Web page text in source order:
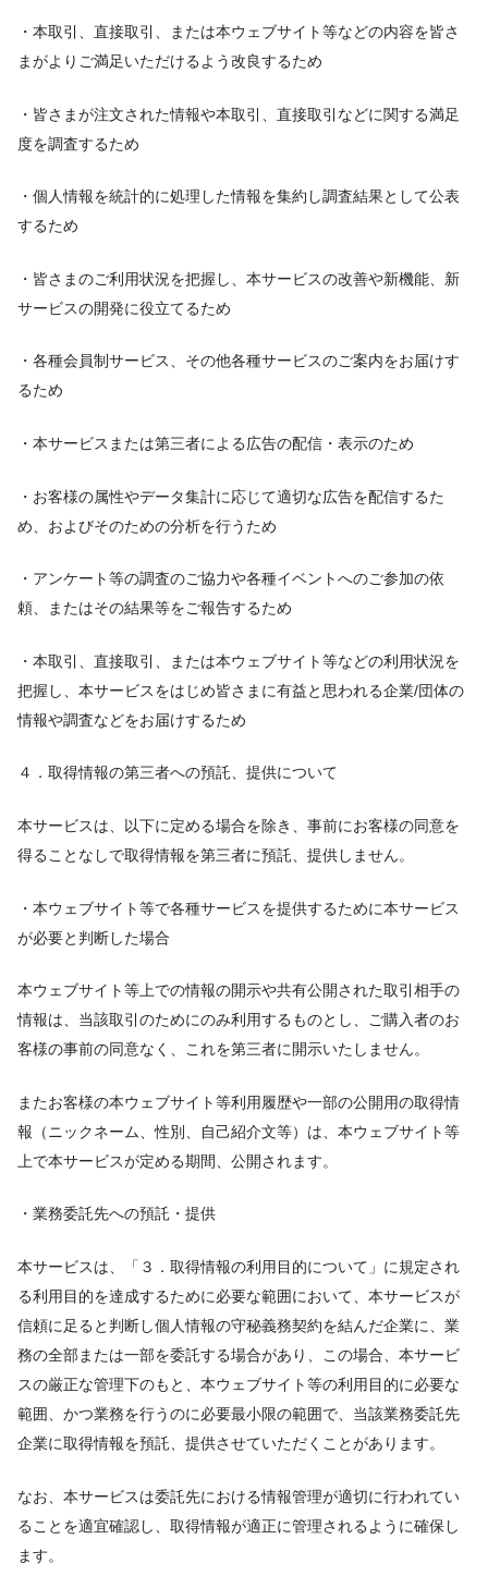
・本取引、直接取引、または本ウェブサイト等などの内容を皆さ
まがよりご満足いただけるよう改良するため
・皆さまが注文された情報や本取引、直接取引などに関する満足
度を調査するため
・個人情報を統計的に処理した情報を集約し調査結果として公表
するため
・皆さまのご利用状況を把握し、本サービスの改善や新機能、新
サービスの開発に役立てるため
・各種会員制サービス、その他各種サービスのご案内をお届けす
るため
・本サービスまたは第三者による広告の配信・表示のため
・お客様の属性やデータ集計に応じて適切な広告を配信するた
め、およびそのための分析を行うため
・アンケート等の調査のご協力や各種イベントへのご参加の依
頼、またはその結果等をご報告するため
・本取引、直接取引、または本ウェブサイト等などの利用状況を
把握し、本サービスをはじめ皆さまに有益と思われる企業/団体の
情報や調査などをお届けするため
４．取得情報の第三者への預託、提供について
本サービスは、以下に定める場合を除き、事前にお客様の同意を
得ることなしで取得情報を第三者に預託、提供しません。
・本ウェブサイト等で各種サービスを提供するために本サービス
が必要と判断した場合
本ウェブサイト等上での情報の開示や共有公開された取引相手の
情報は、当該取引のためにのみ利用するものとし、ご購入者のお
客様の事前の同意なく、これを第三者に開示いたしません。
またお客様の本ウェブサイト等利用履歴や一部の公開用の取得情
報（ニックネーム、性別、自己紹介文等）は、本ウェブサイト等
上で本サービスが定める期間、公開されます。
・業務委託先への預託・提供
本サービスは、「３．取得情報の利用目的について」に規定され
る利用目的を達成するために必要な範囲において、本サービスが
信頼に足ると判断し個人情報の守秘義務契約を結んだ企業に、業
務の全部または一部を委託する場合があり、この場合、本サービ
スの厳正な管理下のもと、本ウェブサイト等の利用目的に必要な
範囲、かつ業務を行うのに必要最小限の範囲で、当該業務委託先
企業に取得情報を預託、提供させていただくことがあります。
なお、本サービスは委託先における情報管理が適切に行われてい
ることを適宜確認し、取得情報が適正に管理されるように確保し
ます。